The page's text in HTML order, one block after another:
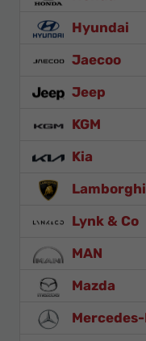
Hyundai
Jaecoo
Jeep
KGM
Kia
Lynk & Co
MAN
Mazda